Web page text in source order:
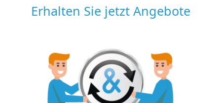
Erhalten Sie jetzt Angebote